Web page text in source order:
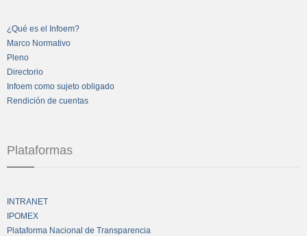
¿Qué es el Infoem?
Marco Normativo
Pleno
Directorio
Infoem como sujeto obligado
Rendición de cuentas
Plataformas
INTRANET
IPOMEX
Plataforma Nacional de Transparencia